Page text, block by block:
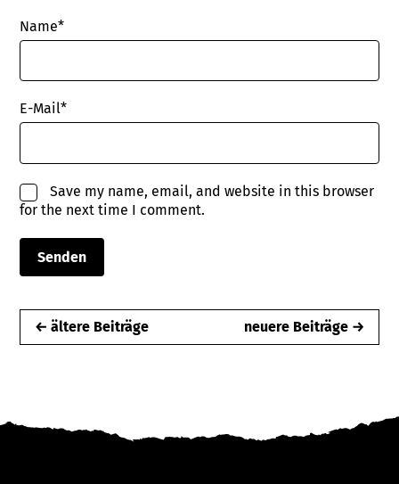
Name*
E-Mail*
Save my name, email, and website in this browser
for the next time I comment.
← ältere Beiträge neuere Beiträge →